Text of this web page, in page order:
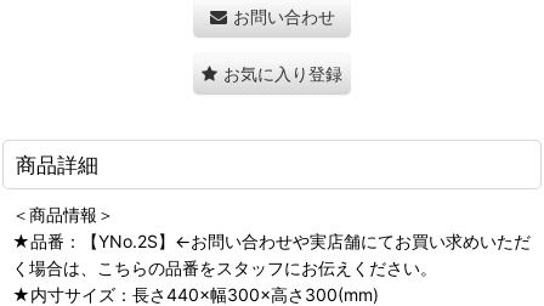
お問い合わせ
お気に入り登録
商品詳細
＜商品情報＞
★品番：【YNo.2S】←お問い合わせや実店舗にてお買い求めいただ
く場合は、こちらの品番をスタッフにお伝えください。
★内寸サイズ：長さ440×幅300×高さ300(mm)